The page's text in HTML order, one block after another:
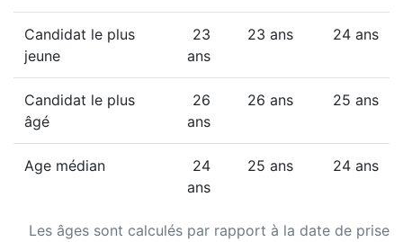
Les âges sont calculés par rapport à la date de prise
Candidat le plus
jeune
23
ans
23 ans 24 ans
Candidat le plus
âgé
26
ans
26 ans 25 ans
Age médian
24
ans
25 ans 24 ans